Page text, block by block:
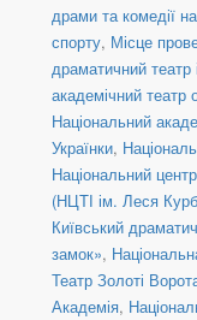
драми та комедії
спорту, Місце
драматичний театр
академічний театр
Національний
Українки,
Національний
(НЦТІ ім. Леся
Київський
замок»,
Театр Золоті
Академія,